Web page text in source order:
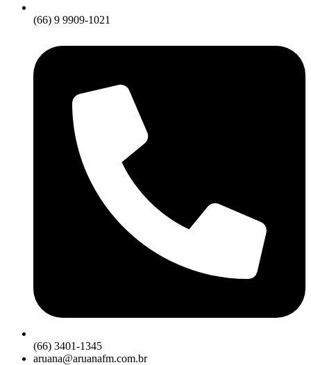
(66) 9 9909-1021
(66) 3401-1345
aruana@aruanafm.com.br